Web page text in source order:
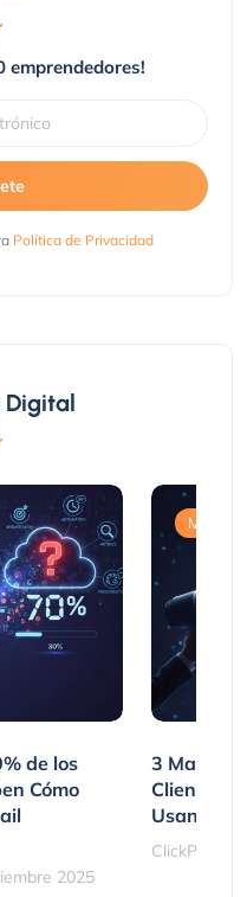
emprendedores!
Política de Privacidad
de los
Cómo
2025
3
Clientes
Usando
ClickPanda